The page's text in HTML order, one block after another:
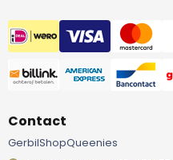
Contact
GerbilShopQueenies